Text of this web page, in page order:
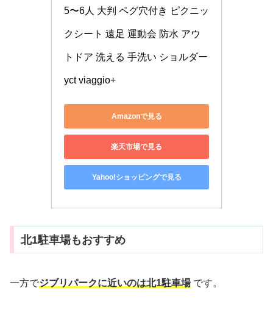
5〜6人 大判 ペグ穴付き ピクニッ
クシート 遠足 運動会 防水 アウ
トドア 洗える 手洗い ショルダー
yct viaggio+
Amazonで見る
楽天市場で見る
Yahoo!ショッピングで見る
北1駐車場もおすすめ
一方でジブリパークに近いのは北1駐車場です。